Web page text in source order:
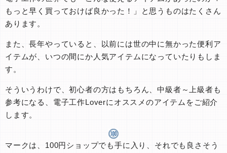
もっと早く買っておけば良かった！」と思うものはたくさん
あります。
また、長年やっていると、以前には世の中に無かった便利ア
イテムが、いつの間にか人気アイテムになっていたりもしま
す。
そういうわけで、初心者の方はもちろん、中級者～上級者も
参考になる、電子工作Loverにオススメのアイテムをご紹介
します。
マークは、100円ショップでも手に入り、それでも良さそう